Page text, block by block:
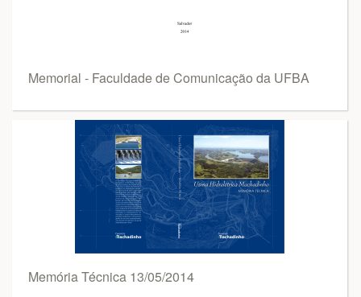
Memorial - Faculdade de Comunicação da UFBA
Memória Técnica 13/05/2014